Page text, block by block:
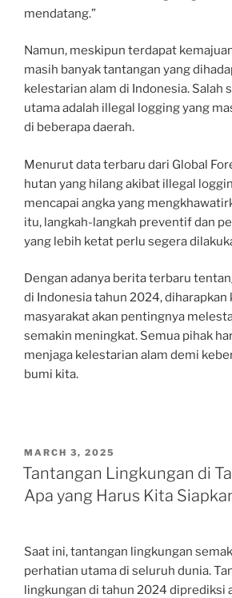
mendatang.”
Namun, meskipun terdapat
masih banyak tantangan yang
kelestarian alam di Indonesia. Salah
utama adalah illegal logging yang
di beberapa daerah.
Menurut data terbaru dari Global
hutan yang hilang akibat illegal
mencapai angka yang
itu, langkah-langkah preventif dan
yang lebih ketat perlu segera
Dengan adanya berita terbaru
di Indonesia tahun 2024, diharapkan
masyarakat akan pentingnya
semakin meningkat. Semua pihak
menjaga kelestarian alam demi
bumi kita.
POSTED
ON
MARCH 3, 2025
Tantangan Lingkungan di
Apa yang Harus Kita
Saat ini, tantangan lingkungan
perhatian utama di seluruh dunia.
lingkungan di tahun 2024 diprediksi